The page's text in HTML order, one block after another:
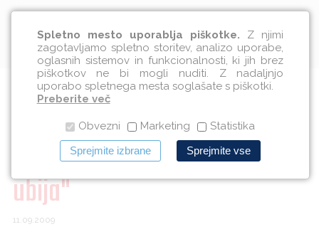
Slovenščina
Novinarska konferenca ob
izidu zbornika "Alkohol RES
ubija"
11.09.2009
Spletno mesto uporablja piškotke. Z njimi
zagotavljamo spletno storitev, analizo uporabe,
oglasnih sistemov in funkcionalnosti, ki jih brez
piškotkov ne bi mogli nuditi. Z nadaljnjo
uporabo spletnega mesta soglašate s piškotki.
Preberite več
Obvezni Marketing Statistika
Sprejmite izbrane Sprejmite vse